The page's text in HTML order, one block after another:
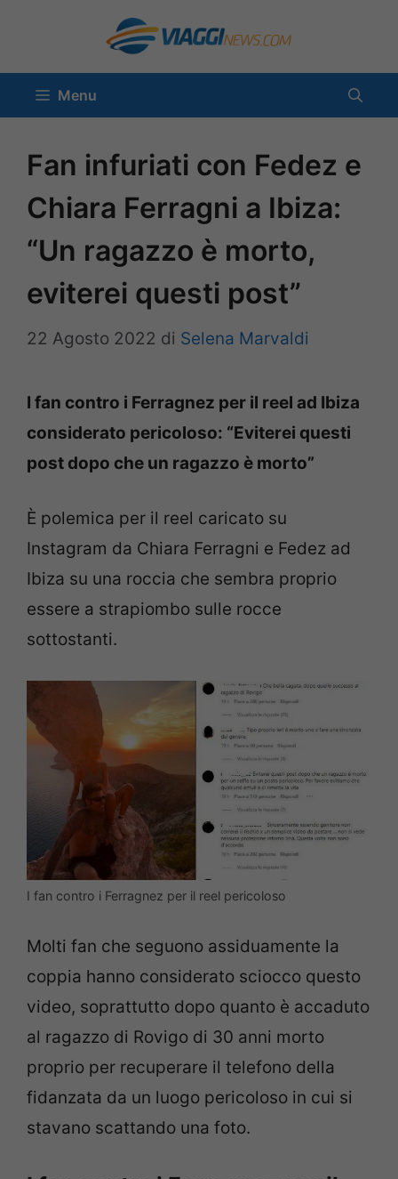
contenuto
Menu
Fan infuriati con Fedez e
Chiara Ferragni a Ibiza:
“Un ragazzo è morto,
eviterei questi post”
22 Agosto 2022 di Selena Marvaldi
I fan contro i Ferragnez per il reel ad Ibiza
considerato pericoloso: “Eviterei questi
post dopo che un ragazzo è morto”
È polemica per il reel caricato su
Instagram da Chiara Ferragni e Fedez ad
Ibiza su una roccia che sembra proprio
essere a strapiombo sulle rocce
sottostanti.
I fan contro i Ferragnez per il reel pericoloso
Molti fan che seguono assiduamente la
coppia hanno considerato sciocco questo
video, soprattutto dopo quanto è accaduto
al ragazzo di Rovigo di 30 anni morto
proprio per recuperare il telefono della
fidanzata da un luogo pericoloso in cui si
stavano scattando una foto.